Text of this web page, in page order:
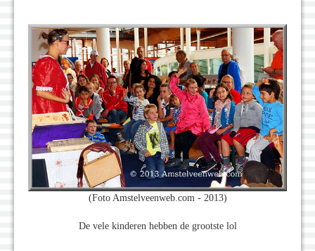
(Foto Amstelveenweb.com - 2013)
De vele kinderen hebben de grootste lol